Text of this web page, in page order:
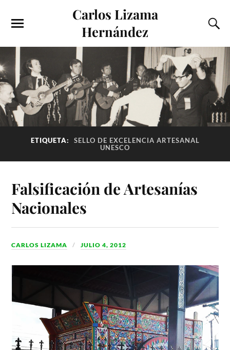
Carlos Lizama
Hernández
ETIQUETA:
SELLO DE EXCELENCIA ARTESANAL
UNESCO
Falsificación de Artesanías
Nacionales
CARLOS LIZAMA JULIO 4, 2012